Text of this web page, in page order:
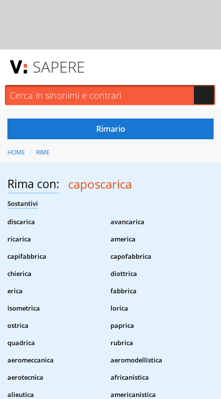
SAPERE
HOME RIME
Rima con: caposcarica
Sostantivi
discarica
avancarica
ricarica
america
capifabbrica
capofabbrica
chierica
diottrica
erica
fabbrica
isometrica
lorica
ostrica
paprica
quadrica
rubrica
aeromeccanica
aeromodellistica
aerotecnica
africanistica
alieutica
americanistica